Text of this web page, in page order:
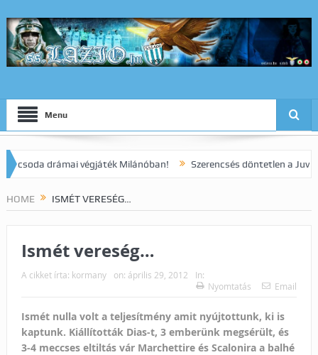
Menu
drámai végjáték Milánóban! Szerencsés döntetlen a Juve elleni
HOME ISMÉT VERESÉG…
Ismét vereség…
A cikket írta: kormany on: április 29, 2012
In:
Nyomtatás
Email
Ismét nulla volt a teljesítmény amit nyújtottunk, ki is
kaptunk. Kiállították Dias-t, 3 emberünk megsérült, és
3-4 meccses eltiltás vár Marchettire és Scalonira a balhé